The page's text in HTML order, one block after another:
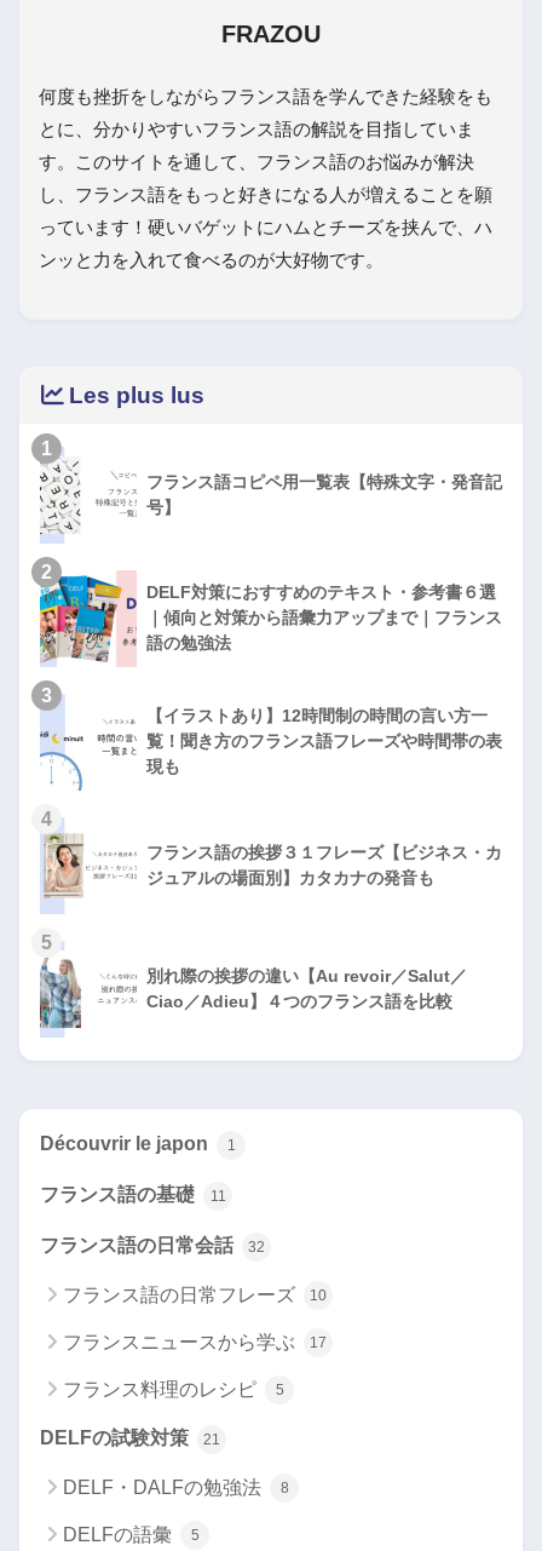
FRAZOU
何度も挫折をしながらフランス語を学んできた経験をも
とに、分かりやすいフランス語の解説を目指していま
す。このサイトを通して、フランス語のお悩みが解決
し、フランス語をもっと好きになる人が増えることを願
っています！硬いバゲットにハムとチーズを挟んで、ハ
ンッと力を入れて食べるのが大好物です。
Les plus lus
1
フランス語コピペ用一覧表【特殊文字・発音記
号】
2
DELF対策におすすめのテキスト・参考書６選
｜傾向と対策から語彙力アップまで｜フランス
語の勉強法
3
【イラストあり】12時間制の時間の言い方一
覧！聞き方のフランス語フレーズや時間帯の表
現も
4
フランス語の挨拶３１フレーズ【ビジネス・カ
ジュアルの場面別】カタカナの発音も
5
別れ際の挨拶の違い【Au revoir／Salut／
Ciao／Adieu】４つのフランス語を比較
Découvrir le japon 1
フランス語の基礎 11
フランス語の日常会話 32
フランス語の日常フレーズ 10
フランスニュースから学ぶ 17
フランス料理のレシピ 5
DELFの試験対策 21
DELF・DALFの勉強法 8
DELFの語彙 5